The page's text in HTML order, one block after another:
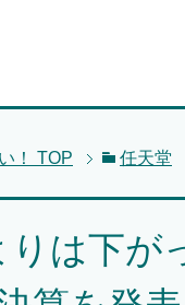
！ TOP 任天堂
りは下